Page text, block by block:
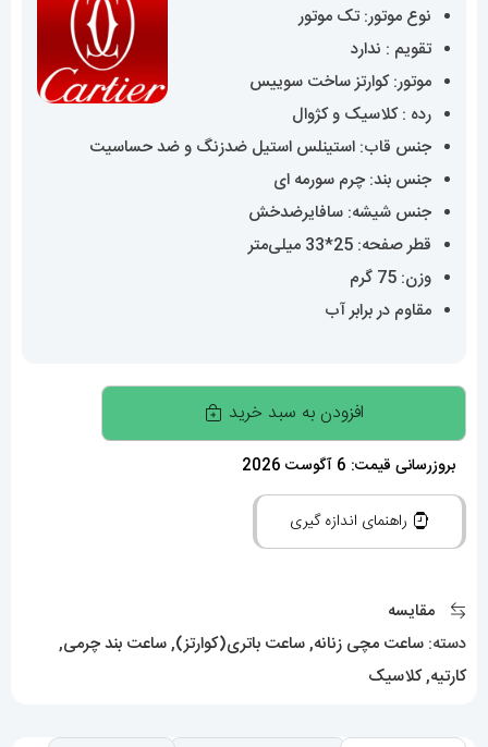
نوع موتور: تک موتور
تقویم : ندارد
موتور: کوارتز ساخت سوییس
رده : کلاسیک و کژوال
جنس قاب: استینلس استیل ضدزنگ و ضد حساسیت
جنس بند: چرم سورمه ای
جنس شیشه: سافایرضدخش
قطر صفحه: 25*33 میلی‌متر
وزن: 75 گرم
مقاوم در برابر آب
ساعت
کارتیه
زنانه
مدل
استیل
چرم
افزودن به سبد خرید
بروزرسانی قیمت: 6 آگوست 2026
راهنمای اندازه گیری
مقایسه
دسته: ساعت مچی زنانه,ساعت باتری(کوارتز),ساعت بند چرمی,
کارتیه,کلاسیک